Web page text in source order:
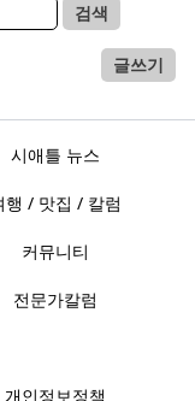
검색
글쓰기
시애틀 뉴스
행 / 맛집 / 칼럼
커뮤니티
전문가칼럼
개인정보정책